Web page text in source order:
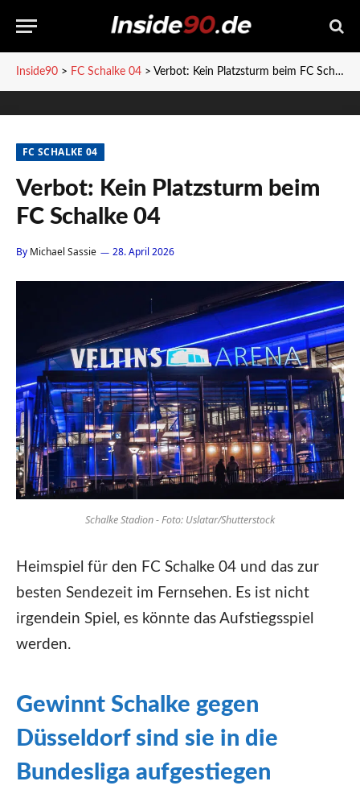
Inside90 > FC Schalke 04 > Verbot: Kein Platzsturm beim FC Schalke 04
FC SCHALKE 04
Verbot: Kein Platzsturm beim
FC Schalke 04
By Michael Sassie 28. April 2026
Schalke Stadion - Foto: Uslatar/Shutterstock
Heimspiel für den FC Schalke 04 und das zur
besten Sendezeit im Fernsehen. Es ist nicht
irgendein Spiel, es könnte das Aufstiegsspiel
werden.
Gewinnt Schalke gegen
Düsseldorf sind sie in die
Bundesliga aufgestiegen